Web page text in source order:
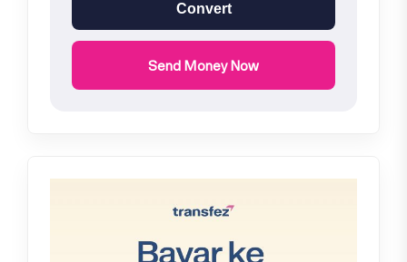
Convert
Send Money Now